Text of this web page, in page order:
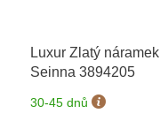
Luxur Zlatý náramek
Seinna 3894205
30-45 dnů